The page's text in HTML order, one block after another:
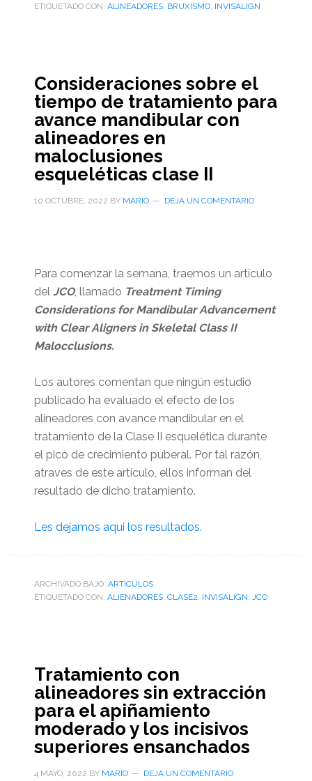
ETIQUETADO CON: ALINEADORES, BRUXISMO, INVISALIGN
Consideraciones sobre el
tiempo de tratamiento para
avance mandibular con
alineadores en
maloclusiones
esqueléticas clase II
10 OCTUBRE, 2022 BY MARIO DEJA UN COMENTARIO
Para comenzar la semana, traemos un artículo
del JCO, llamado Treatment Timing
Considerations for Mandibular Advancement
with Clear Aligners in Skeletal Class II
Malocclusions.
Los autores comentan que ningún estudio
publicado ha evaluado el efecto de los
alineadores con avance mandibular en el
tratamiento de la Clase II esquelética durante
el pico de crecimiento puberal. Por tal razón,
atraves de este artículo, ellos informan del
resultado de dicho tratamiento.
Les dejamos aqui los resultados.
ARCHIVADO BAJO: ARTÌCULOS
ETIQUETADO CON: ALIENADORES, CLASE2 INVISALIGN JCO
Tratamiento con
alineadores sin extracción
para el apiñamiento
moderado y los incisivos
superiores ensanchados
4 MAYO, 2022 BY MARIO DEJA UN COMENTARIO